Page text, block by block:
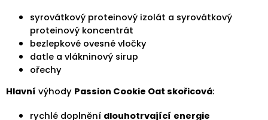
syrovátkový proteinový izolát a syrovátkový
proteinový koncentrát
bezlepkové ovesné vločky
datle a vlákninový sirup
ořechy
Hlavní výhody Passion Cookie Oat skořicová:
rychlé doplnění dlouhotrvající energie